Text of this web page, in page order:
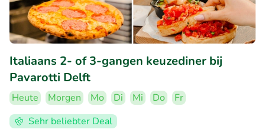
Italiaans 2- of 3-gangen keuzediner bij
Pavarotti Delft
Heute Morgen Mo Di Mi Do
Fr
Sehr beliebter Deal